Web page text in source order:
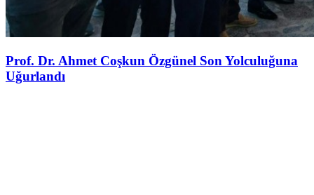
Prof. Dr. Ahmet Coşkun Özgünel Son Yolculuğuna
Uğurlandı